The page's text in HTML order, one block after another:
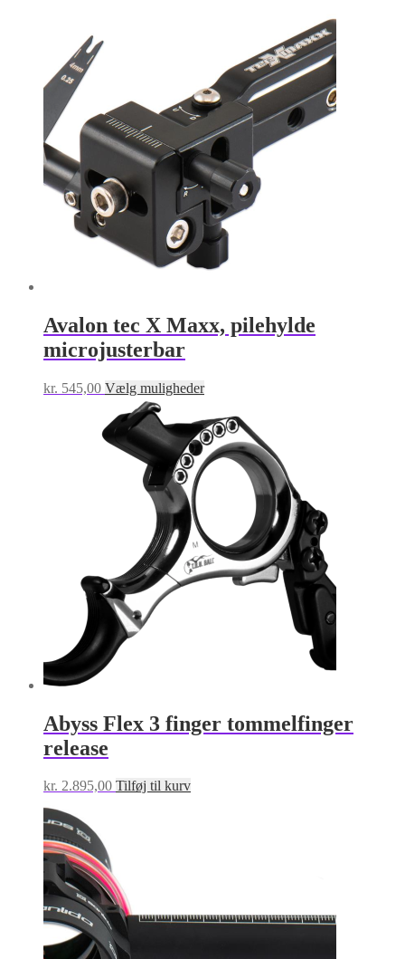
flere
varianter.
Mulighederne
kan
vælges
på
varesiden
Avalon tec X Maxx, pilehylde
microjusterbar
kr. 545,00 Vælg mulighederDette
har
flere
varianter.
Mulighederne
varesiden
Abyss Flex 3 finger tommelfinger
release
kr. 2.895,00 Tilføj til kurv